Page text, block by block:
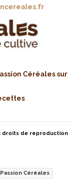
Céréales sur
droits de reproduction
Passion Céréales